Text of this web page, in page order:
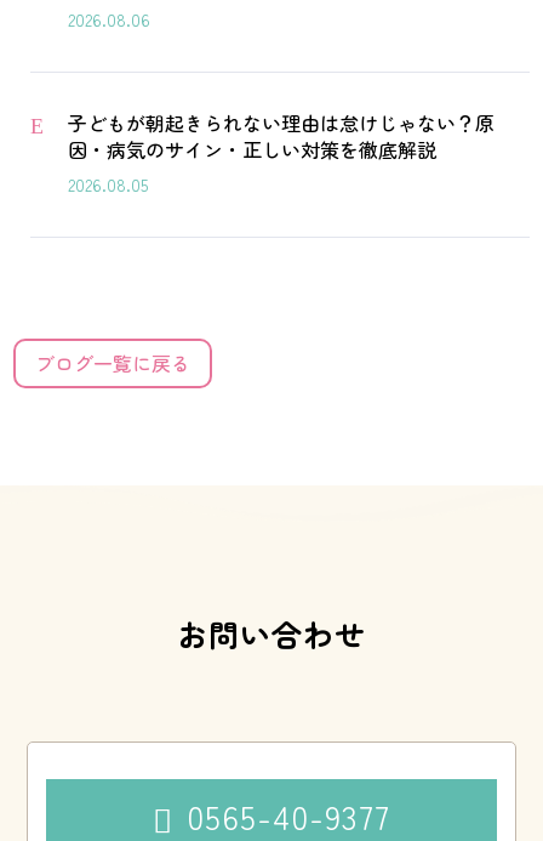
2026.08.06
E
子どもが朝起きられない理由は怠けじゃない？原
因・病気のサイン・正しい対策を徹底解説
2026.08.05
ブログ一覧に戻る
お問い合わせ
 0565-40-9377